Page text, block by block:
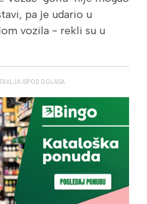
pa je udario u
vozila - rekli su u
ISPOD OGLASA